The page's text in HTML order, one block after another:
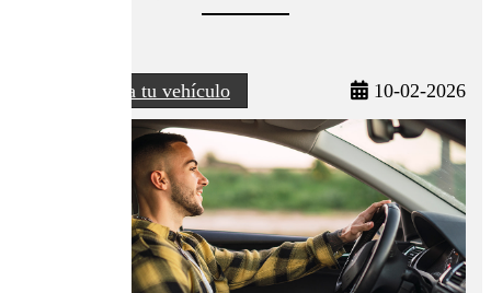
Claves para tu vehículo 10-02-2026